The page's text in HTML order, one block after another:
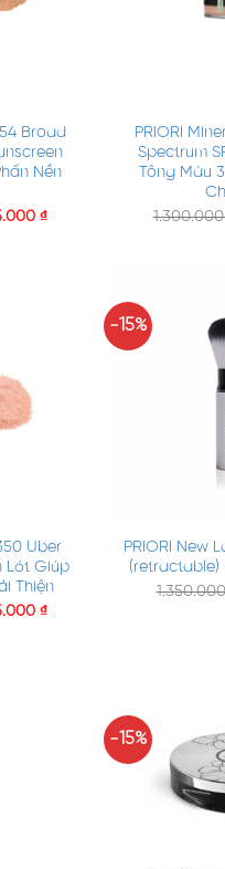
Broad
Nền
₫
PRIORI
Spectrum
Tông Màu
Uber
Lót Giúp
Thiện
₫
-15%
PRIORI New
(retractable)
-15%